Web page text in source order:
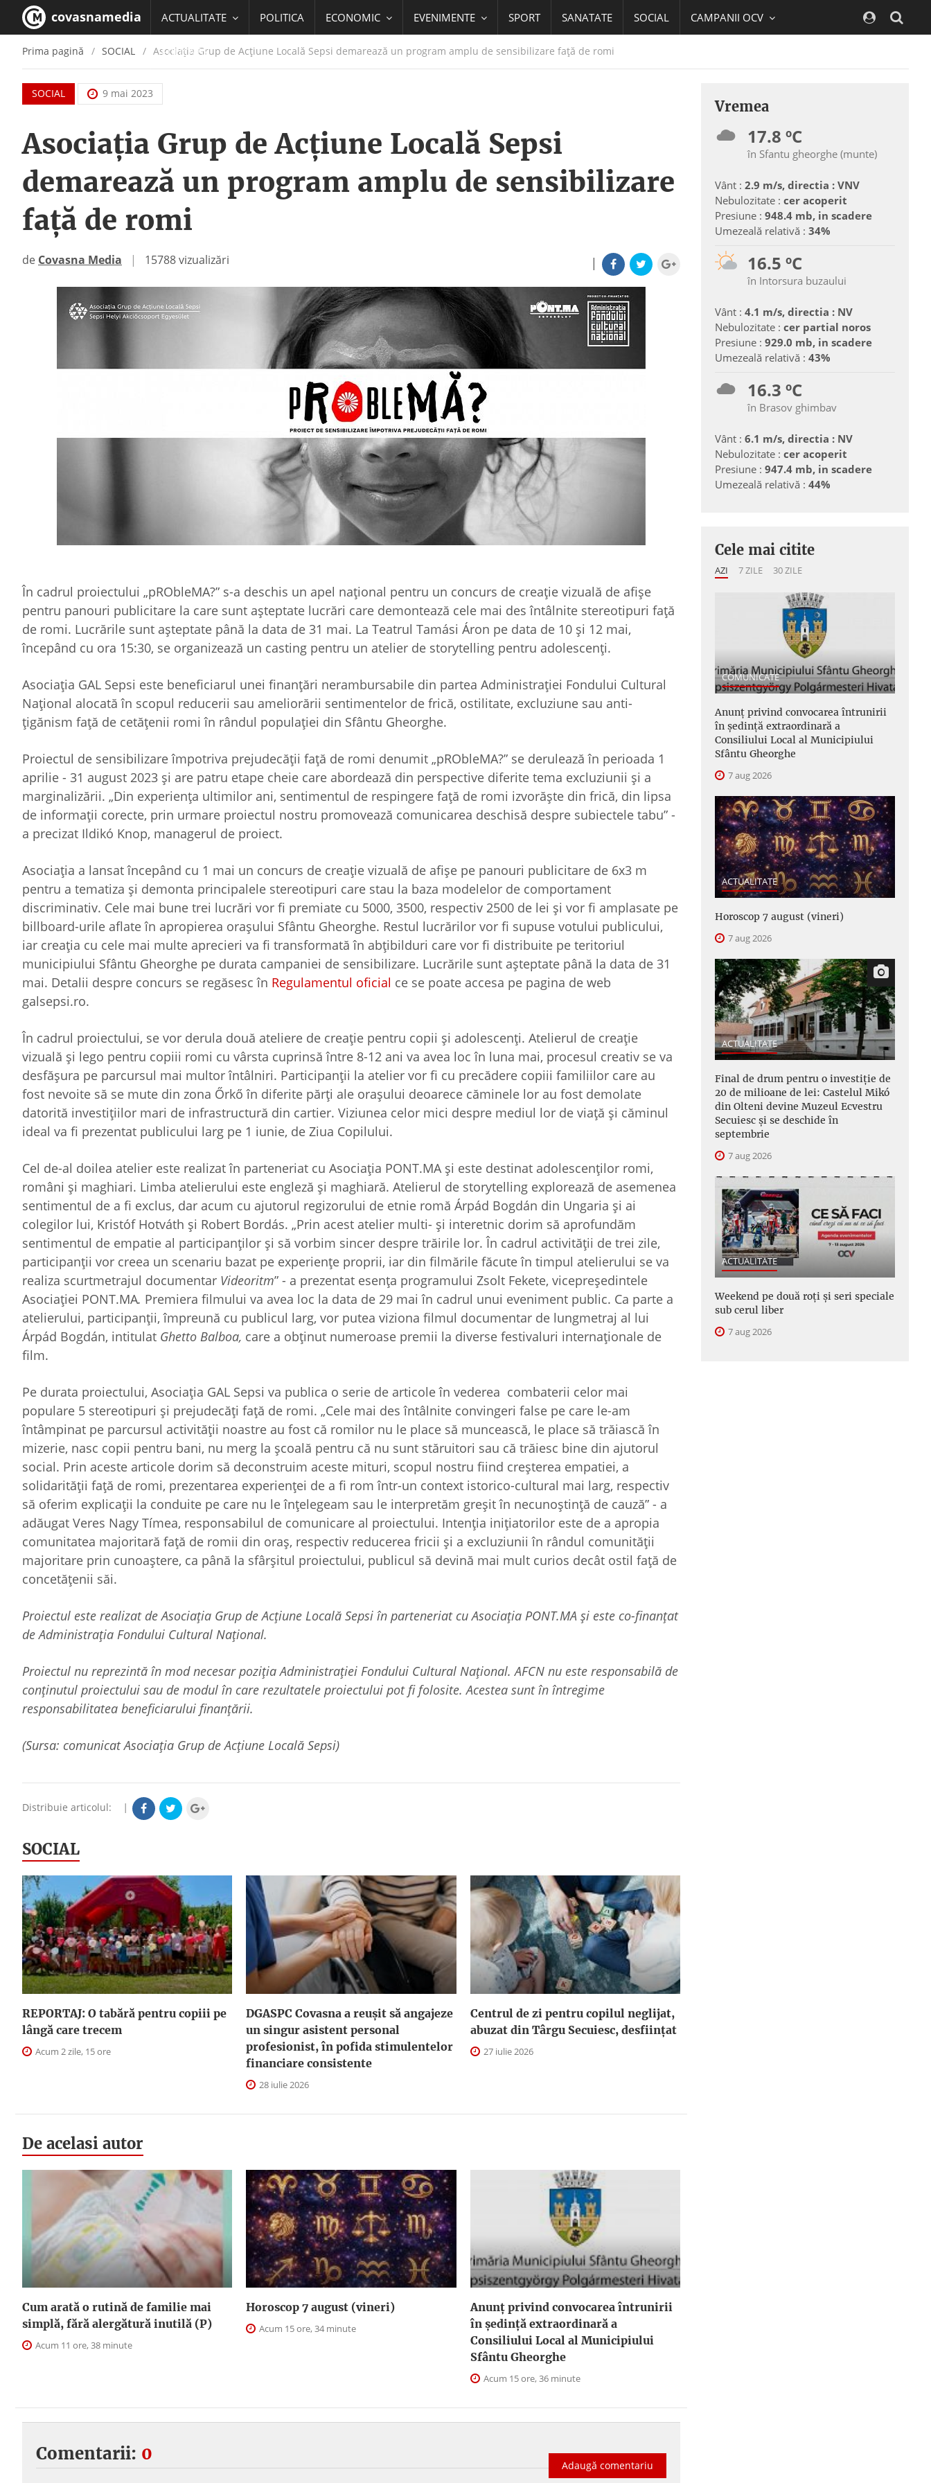
covasnamedia ACTUALITATE POLITICA ECONOMIC EVENIMENTE SPORT SANATATE SOCIAL CAMPANII OCV
EDUCATIE
Prima pagină SOCIAL Asociația Grup de Acțiune Locală Sepsi demarează un program amplu de sensibilizare față de romi
SOCIAL 9 mai 2023
Asociația Grup de Acțiune Locală Sepsi
demarează un program amplu de sensibilizare
față de romi
|
de Covasna Media | 15788 vizualizări
În cadrul proiectului „pRObleMA?” s-a deschis un apel național pentru un concurs de creație vizuală de afișe
pentru panouri publicitare la care sunt așteptate lucrări care demontează cele mai des întâlnite stereotipuri față
de romi. Lucrările sunt așteptate până la data de 31 mai. La Teatrul Tamási Áron pe data de 10 și 12 mai,
începând cu ora 15:30, se organizează un casting pentru un atelier de storytelling pentru adolescenți.
Asociația GAL Sepsi este beneficiarul unei finanțări nerambursabile din partea Administrației Fondului Cultural
Național alocată în scopul reducerii sau ameliorării sentimentelor de frică, ostilitate, excluziune sau anti-
țigănism față de cetățenii romi în rândul populației din Sfântu Gheorghe.
Proiectul de sensibilizare împotriva prejudecății față de romi denumit „pRObleMA?” se derulează în perioada 1
aprilie - 31 august 2023 și are patru etape cheie care abordează din perspective diferite tema excluziunii și a
marginalizării. „Din experiența ultimilor ani, sentimentul de respingere față de romi izvorăște din frică, din lipsa
de informații corecte, prin urmare proiectul nostru promovează comunicarea deschisă despre subiectele tabu” -
a precizat Ildikó Knop, managerul de proiect.
Asociația a lansat începând cu 1 mai un concurs de creație vizuală de afișe pe panouri publicitare de 6x3 m
pentru a tematiza și demonta principalele stereotipuri care stau la baza modelelor de comportament
discriminativ. Cele mai bune trei lucrări vor fi premiate cu 5000, 3500, respectiv 2500 de lei și vor fi amplasate pe
billboard-urile aflate în apropierea orașului Sfântu Gheorghe. Restul lucrărilor vor fi supuse votului publicului,
iar creația cu cele mai multe aprecieri va fi transformată în abțibilduri care vor fi distribuite pe teritoriul
municipiului Sfântu Gheorghe pe durata campaniei de sensibilizare. Lucrările sunt așteptate până la data de 31
mai. Detalii despre concurs se regăsesc în Regulamentul oficial ce se poate accesa pe pagina de web
galsepsi.ro.
În cadrul proiectului, se vor derula două ateliere de creație pentru copii și adolescenți. Atelierul de creație
vizuală și lego pentru copiii romi cu vârsta cuprinsă între 8-12 ani va avea loc în luna mai, procesul creativ se va
desfășura pe parcursul mai multor întâlniri. Participanții la atelier vor fi cu precădere copiii familiilor care au
fost nevoite să se mute din zona Őrkő în diferite părți ale orașului deoarece căminele lor au fost demolate
datorită investițiilor mari de infrastructură din cartier. Viziunea celor mici despre mediul lor de viață și căminul
ideal va fi prezentat publicului larg pe 1 iunie, de Ziua Copilului.
Cel de-al doilea atelier este realizat în parteneriat cu Asociația PONT.MA și este destinat adolescenților romi,
români și maghiari. Limba atelierului este engleză și maghiară. Atelierul de storytelling explorează de asemenea
sentimentul de a fi exclus, dar acum cu ajutorul regizorului de etnie romă Árpád Bogdán din Ungaria și ai
colegilor lui, Kristóf Hotváth și Robert Bordás. „Prin acest atelier multi- și interetnic dorim să aprofundăm
sentimentul de empatie al participanților și să vorbim sincer despre trăirile lor. În cadrul activității de trei zile,
participanții vor creea un scenariu bazat pe experiențe proprii, iar din filmările făcute în timpul atelierului se va
realiza scurtmetrajul documentar Videoritm” - a prezentat esența programului Zsolt Fekete, vicepreședintele
Asociației PONT.MA. Premiera filmului va avea loc la data de 29 mai în cadrul unui eveniment public. Ca parte a
atelierului, participanții, împreună cu publicul larg, vor putea viziona filmul documentar de lungmetraj al lui
Árpád Bogdán, intitulat Ghetto Balboa, care a obținut numeroase premii la diverse festivaluri internaționale de
film.
Pe durata proiectului, Asociația GAL Sepsi va publica o serie de articole în vederea combaterii celor mai
populare 5 stereotipuri și prejudecăți față de romi. „Cele mai des întâlnite convingeri false pe care le-am
întâmpinat pe parcursul activității noastre au fost că romilor nu le place să muncească, le place să trăiască în
mizerie, nasc copii pentru bani, nu merg la școală pentru că nu sunt stăruitori sau că trăiesc bine din ajutorul
social. Prin aceste articole dorim să deconstruim aceste mituri, scopul nostru fiind creșterea empatiei, a
solidarității față de romi, prezentarea experienței de a fi rom într-un context istorico-cultural mai larg, respectiv
să oferim explicații la conduite pe care nu le înțelegeam sau le interpretăm greșit în necunoștință de cauză” - a
adăugat Veres Nagy Tímea, responsabilul de comunicare al proiectului. Intenția inițiatorilor este de a apropia
comunitatea majoritară față de romii din oraș, respectiv reducerea fricii și a excluziunii în rândul comunității
majoritare prin cunoaștere, ca până la sfârșitul proiectului, publicul să devină mai mult curios decât ostil față de
concetățenii săi.
Proiectul este realizat de Asociația Grup de Acțiune Locală Sepsi în parteneriat cu Asociația PONT.MA și este co-finanțat
de Administrația Fondului Cultural Național.
Proiectul nu reprezintă în mod necesar poziţia Administrației Fondului Cultural Național. AFCN nu este responsabilă de
conținutul proiectului sau de modul în care rezultatele proiectului pot fi folosite. Acestea sunt în întregime
responsabilitatea beneficiarului finanțării.
(Sursa: comunicat Asociația Grup de Acțiune Locală Sepsi)
Distribuie articolul: |
SOCIAL
REPORTAJ: O tabără pentru copiii pe
lângă care trecem
Acum 2 zile, 15 ore
DGASPC Covasna a reuşit să angajeze
un singur asistent personal
profesionist, în pofida stimulentelor
financiare consistente
28 iulie 2026
Centrul de zi pentru copilul neglijat,
abuzat din Târgu Secuiesc, desfiinţat
27 iulie 2026
De acelasi autor
Cum arată o rutină de familie mai
simplă, fără alergătură inutilă (P)
Acum 11 ore, 38 minute
Horoscop 7 august (vineri)
Acum 15 ore, 34 minute
Anunţ privind convocarea întrunirii
în şedinţă extraordinară a
Consiliului Local al Municipiului
Sfântu Gheorghe
Acum 15 ore, 36 minute
Comentarii: 0
Adaugă comentariu
Vremea
17.8 ºC
în Sfantu gheorghe (munte)
Vânt : 2.9 m/s, directia : VNV
Nebulozitate : cer acoperit
Presiune : 948.4 mb, in scadere
Umezeală relativă : 34%
16.5 ºC
în Intorsura buzaului
Vânt : 4.1 m/s, directia : NV
Nebulozitate : cer partial noros
Presiune : 929.0 mb, in scadere
Umezeală relativă : 43%
16.3 ºC
în Brasov ghimbav
Vânt : 6.1 m/s, directia : NV
Nebulozitate : cer acoperit
Presiune : 947.4 mb, in scadere
Umezeală relativă : 44%
Cele mai citite
AZI 7 ZILE 30 ZILE
COMUNICATE
Anunţ privind convocarea întrunirii
în şedinţă extraordinară a
Consiliului Local al Municipiului
Sfântu Gheorghe
7 aug 2026
ACTUALITATE
Horoscop 7 august (vineri)
7 aug 2026
ACTUALITATE
Final de drum pentru o investiție de
20 de milioane de lei: Castelul Mikó
din Olteni devine Muzeul Ecvestru
Secuiesc și se deschide în
septembrie
7 aug 2026
ACTUALITATE
Weekend pe două roți și seri speciale
sub cerul liber
7 aug 2026